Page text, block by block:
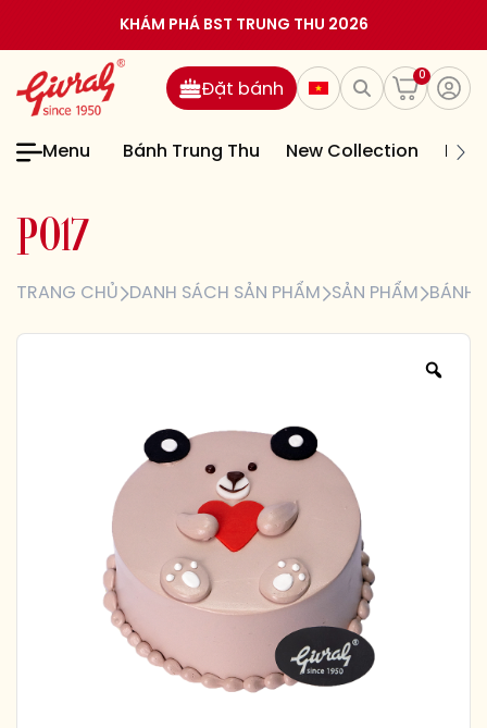
KHÁM PHÁ BST TRUNG THU 2026
0
Đặt bánh
Menu Bánh Trung Thu New Collection
P017
TRANG CHỦ DANH SÁCH SẢN PHẨM SẢN PHẨM BÁNH